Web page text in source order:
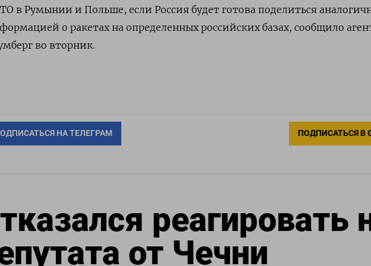
в Румынии и Польше, если Россия будет готова поделиться
о ракетах на определенных российских базах, сообщило
во вторник.
НА ТЕЛЕГРАМ ПОДПИСАТЬСЯ В
реагировать
от Чечни